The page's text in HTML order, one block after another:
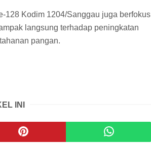
128 Kodim 1204/Sanggau juga berfokus
langsung terhadap peningkatan
pangan.
INI